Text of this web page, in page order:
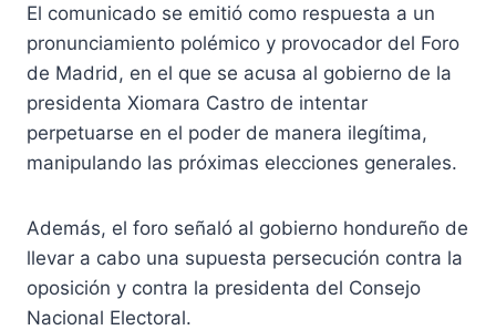
El comunicado se emitió como respuesta a un
pronunciamiento polémico y provocador del Foro
de Madrid, en el que se acusa al gobierno de la
presidenta Xiomara Castro de intentar
perpetuarse en el poder de manera ilegítima,
manipulando las próximas elecciones generales.
Además, el foro señaló al gobierno hondureño de
llevar a cabo una supuesta persecución contra la
oposición y contra la presidenta del Consejo
Nacional Electoral.